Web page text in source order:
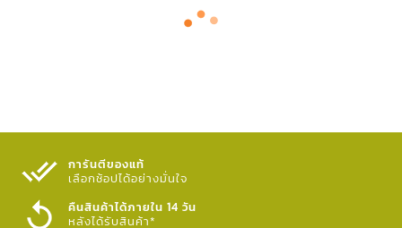
การันตีของแท้
เลือกช้อปได้อย่างมั่นใจ​
คืนสินค้าได้ภายใน 14 วัน
หลังได้รับสินค้า*